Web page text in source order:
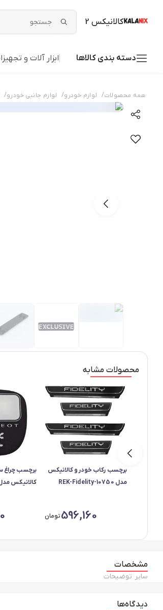
کالانیکس 2
دسته بندی کالاها ابزار آلات و
همه محصولات/ لوازم خودرو/ لوازم جانبی خودرو/
محصولات مشابه
برچسب رکاب خودرو کالانیکس
مدل REK-Fidelity-10750
596,160تومان
برچسب چراغ
مشخصات
سایر توضیحات
دیدگاه‌ها